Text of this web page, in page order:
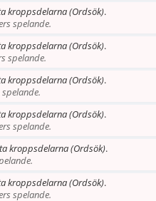
kroppsdelarna (Ordsök).
spelande.
kroppsdelarna (Ordsök).
spelande.
kroppsdelarna (Ordsök).
kroppsdelarna (Ordsök).
spelande.
kroppsdelarna (Ordsök).
kroppsdelarna (Ordsök).
spelande.